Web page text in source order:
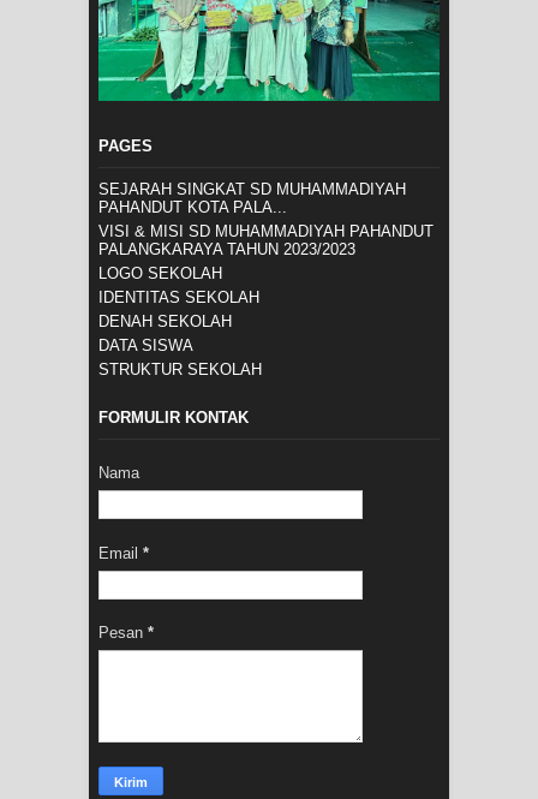
PAGES
SEJARAH SINGKAT SD MUHAMMADIYAH
PAHANDUT KOTA PALA...
VISI & MISI SD MUHAMMADIYAH PAHANDUT
PALANGKARAYA TAHUN 2023/2023
LOGO SEKOLAH
IDENTITAS SEKOLAH
DENAH SEKOLAH
DATA SISWA
STRUKTUR SEKOLAH
FORMULIR KONTAK
Nama
Email *
Pesan *